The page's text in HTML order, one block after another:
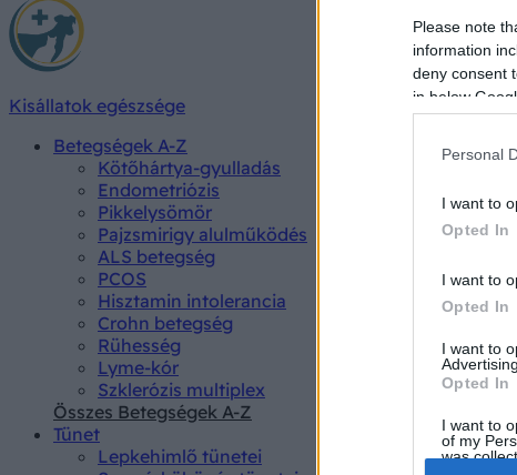
Please note
information
deny consent
in below
Personal
I want to
Opted In
I want to
Opted In
I want to
Advertising.
Opted In
I want to
of my
was
Kisállatok egészsége
Betegségek A-Z
Kötőhártya-gyulladás
Endometriózis
Pikkelysömör
Pajzsmirigy alulműködés
ALS betegség
PCOS
Hisztamin intolerancia
Crohn betegség
Rühesség
Lyme-kór
Szklerózis multiplex
Összes Betegségek A-Z
Tünet
Lepkehimlő tünetei